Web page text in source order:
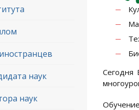
наук
наук
Сегодня